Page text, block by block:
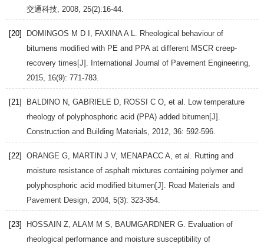
交通科技 2008 25(2):16-44.
[20] DOMINGOS M D I FAXINA A L
. Rheological behaviour of
bitumens modified with PE and PPA at different MSCR creep-
recovery times[J]. International Journal of Pavement Engineering
2015 16(9): 771-783.
[21] BALDINO N GABRIELE D ROSSI C O , et al. Low temperature
rheology of polyphosphoric acid (PPA) added bitumen[J].
Construction and Building Materials
2012 36: 592-596.
[22] ORANGE G MARTIN J V, MENAPACC A , et al. Rutting and
moisture resistance of asphalt mixtures containing polymer and
polyphosphoric acid modified bitumen[J]. Road Materials and
Pavement Design 2004 5(3): 323-354.
[23] HOSSAIN Z ALAM M S BAUMGARDNER G . Evaluation of
rheological performance and moisture susceptibility of